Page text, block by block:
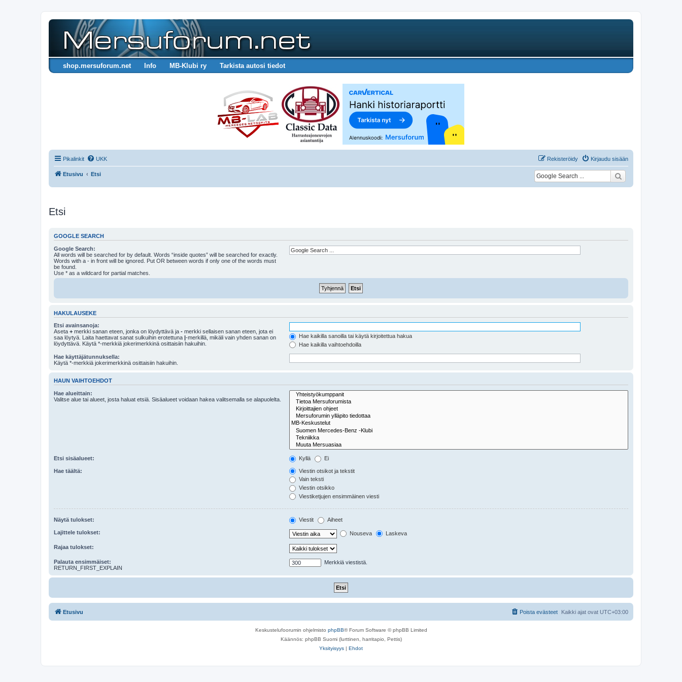
shop.mersuforum.net Info MB-Klubi ry Tarkista autosi tiedot
Pikalinkit UKK Kirjaudu sisään
Rekisteröidy
Etusivu Etsi
Etsi
GOOGLE SEARCH
Google Search:
All words will be searched for by default. Words “inside quotes” will be searched for exactly.
Words with a - in front will be ignored. Put OR between words if only one of the words must
be found.
Use * as a wildcard for partial matches.
HAKULAUSEKE
Etsi avainsanoja:
Aseta + merkki sanan eteen, jonka on löydyttävä ja - merkki sellaisen sanan eteen, jota ei
saa löytyä. Laita haettavat sanat sulkuihin erotettuna |-merkillä, mikäli vain yhden sanan on
löydyttävä. Käytä *-merkkiä jokerimerkkinä osittaisiin hakuihin.
Hae kaikilla sanoilla tai käytä kirjoitettua hakua
Hae kaikilla vaihtoehdoilla
Hae käyttäjätunnuksella:
Käytä *-merkkiä jokerimerkkinä osittaisiin hakuihin.
HAUN VAIHTOEHDOT
Hae alueittain:
Valitse alue tai alueet, josta haluat etsiä. Sisäalueet voidaan hakea valitsemalla se alapuolelta.
Etsi sisäalueet: Kyllä Ei
Hae täältä:
Viestin otsikot ja tekstit
Vain teksti
Viestin otsikko
Viestiketjujen ensimmäinen viesti
Näytä tulokset: Viestit Aiheet
Lajittele tulokset: Nouseva Laskeva
Rajaa tulokset:
Palauta ensimmäiset:
RETURN_FIRST_EXPLAIN
Merkkiä viestistä.
Etusivu Kaikki ajat ovat UTC+03:00
Poista evästeet
Keskustelufoorumin ohjelmisto phpBB® Forum Software © phpBB Limited
Käännös: phpBB Suomi (lurttinen, harritapio, Pettis)
Yksityisyys | Ehdot